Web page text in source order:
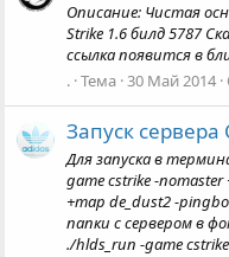
Описание: Чистая
Strike 1.6 билд 5787
ссылка появится в
. Тема 30 Май 2014
Запуск
Для запуска в
game cstrike -
+map de_dust2 -
папки с сервером в
./hlds_run -game